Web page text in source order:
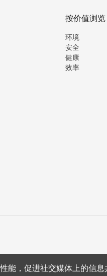
能，促进社交媒体上的信
按价值浏览
环境
安全
健康
效率
有限公司